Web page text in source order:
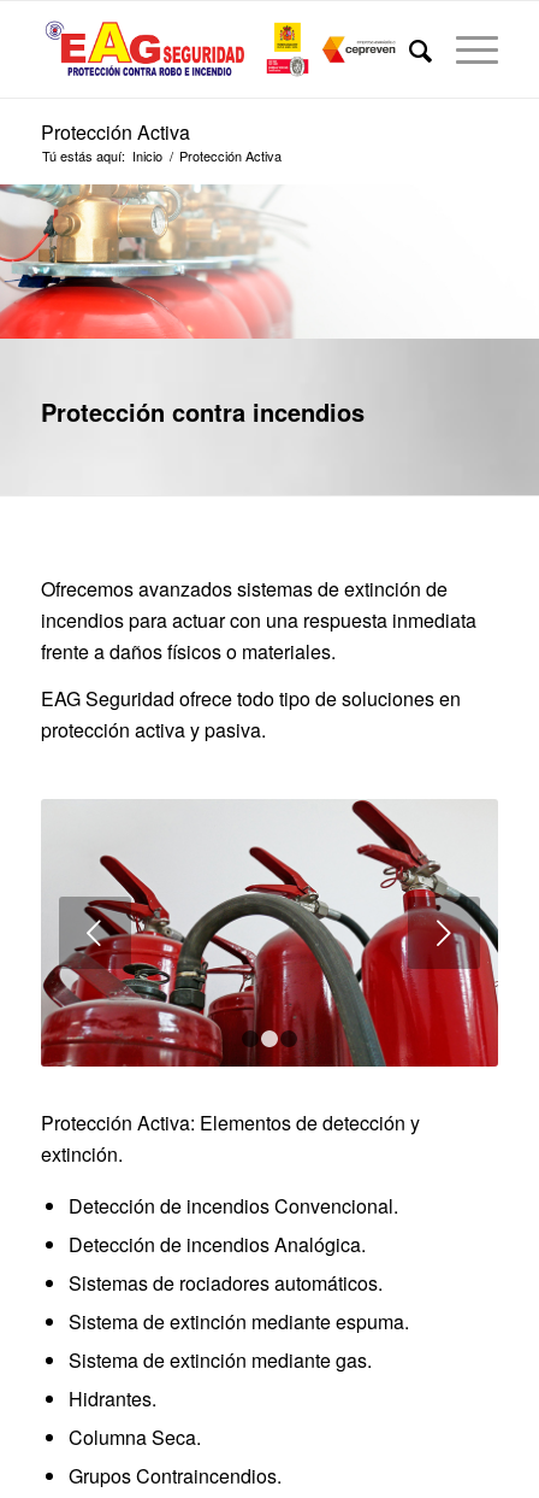
Protección Activa
Tú estás aquí: Inicio / Protección Activa
Protección contra incendios
Ofrecemos avanzados sistemas de extinción de
incendios para actuar con una respuesta inmediata
frente a daños físicos o materiales.
EAG Seguridad ofrece todo tipo de soluciones en
protección activa y pasiva.
Posterior
1
Protección Activa: Elementos de detección y
extinción.
Detección de incendios Convencional.
Detección de incendios Analógica.
Sistemas de rociadores automáticos.
Sistema de extinción mediante espuma.
Sistema de extinción mediante gas.
Hidrantes.
Columna Seca.
Grupos Contraincendios.